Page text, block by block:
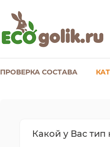
ПРОВЕРКА СОСТАВА
Какой у Вас тип